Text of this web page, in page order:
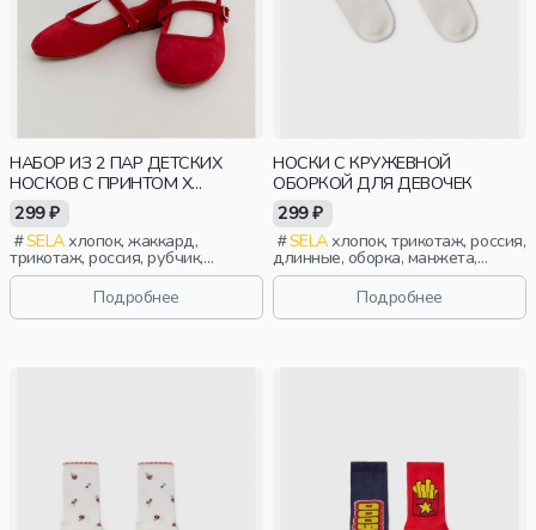
НАБОР ИЗ 2 ПАР ДЕТСКИХ
НОСКОВ С ПРИНТОМ X
СОЮЗМУЛЬТФИЛЬМ
299 ₽
SELAхлопок, жаккард,
трикотаж, россия, рубчик,
длинные, манжета, принт,
эластичные, девочки, дети
Подробнее
НОСКИ С КРУЖЕВНОЙ
ОБОРКОЙ ДЛЯ ДЕВОЧЕК
299 ₽
SELAхлопок, трикотаж, россия,
длинные, оборка, манжета,
кружево, эластичные, девочки,
Подробнее